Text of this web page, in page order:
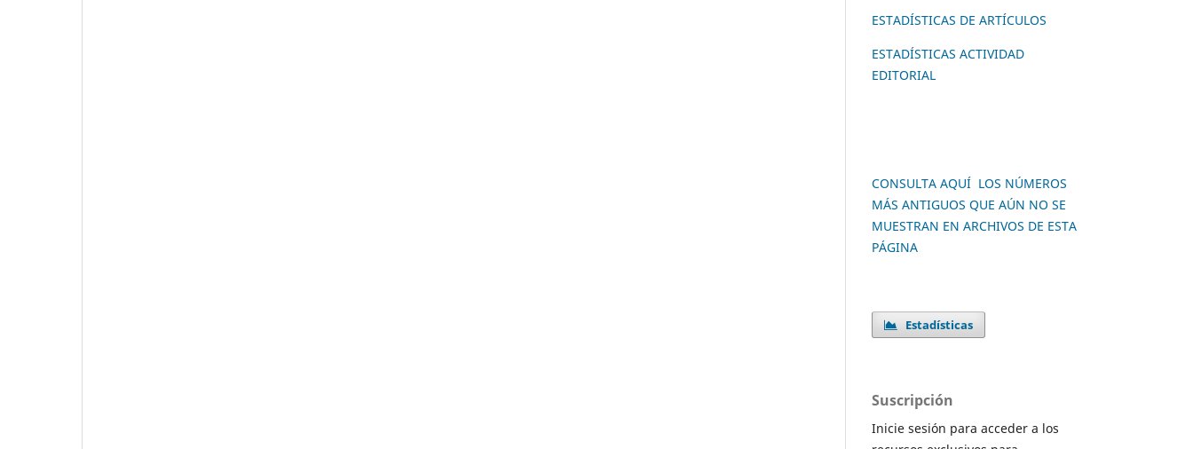
ESTADÍSTICAS DE ARTÍCULOS
ESTADÍSTICAS ACTIVIDAD
EDITORIAL
CONSULTA AQUÍ LOS NÚMEROS
MÁS ANTIGUOS QUE AÚN NO SE
MUESTRAN EN ARCHIVOS DE ESTA
PÁGINA
Estadísticas
Suscripción
Inicie sesión para acceder a los